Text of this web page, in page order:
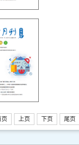
页 上页 下页 尾页